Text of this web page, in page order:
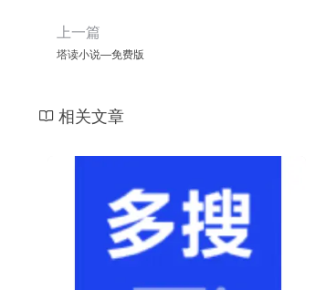
上一篇
塔读小说—免费版
相关文章